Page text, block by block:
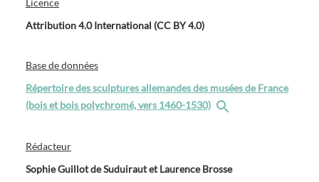
Licence
Attribution 4.0 International (CC BY 4.0)
Base de données
Répertoire des sculptures allemandes des musées de France
(bois et bois polychromé, vers 1460-1530)
Rédacteur
Sophie Guillot de Suduiraut et Laurence Brosse